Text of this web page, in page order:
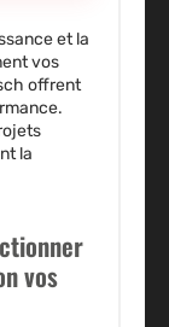
et la
vos
offrent
la
vos